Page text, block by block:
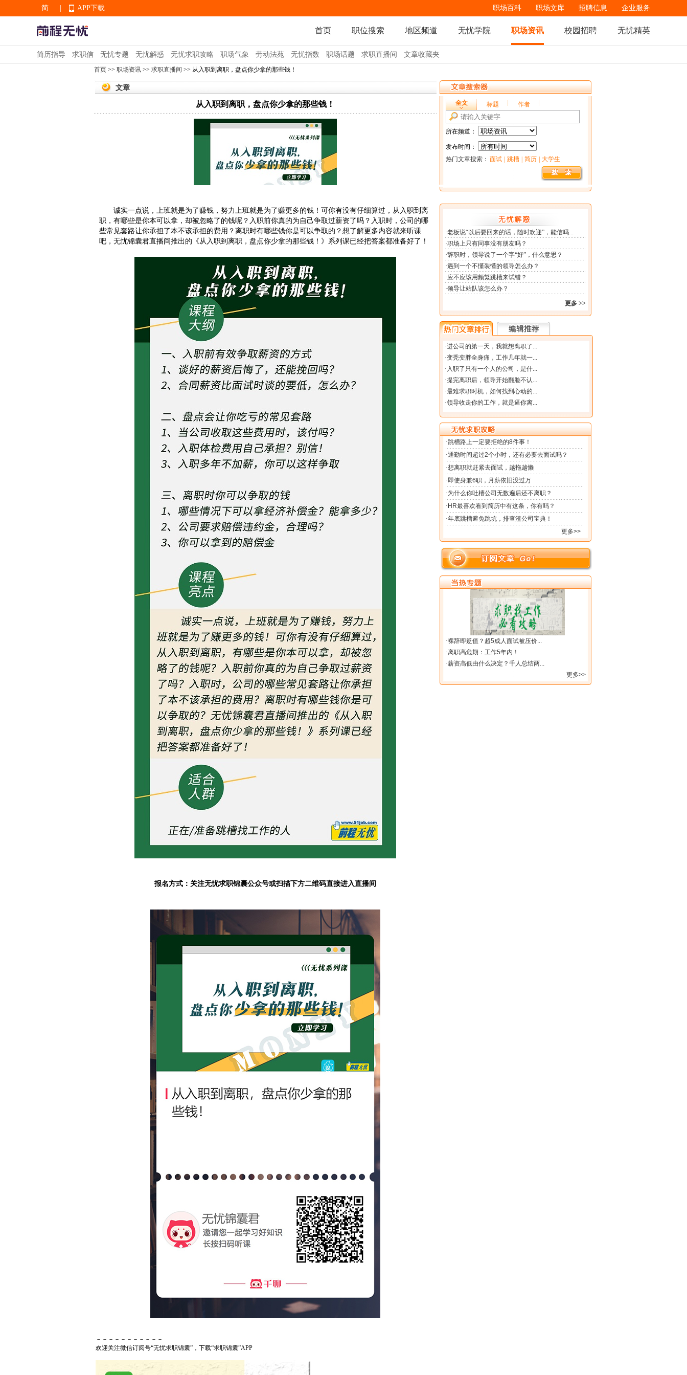
简
EN
APP下载
APP下载
职场百科 职场文库 招聘信息 企业服务
首页 职位搜索 地区频道 无忧学院 职场资讯 校园招聘 无忧精英
简历指导 求职信 无忧专题 无忧解惑 无忧求职攻略 职场气象 劳动法苑 无忧指数 职场话题 求职直播间 文章收藏夹
首页 >> 职场资讯 >> 求职直播间 >> 从入职到离职，盘点你少拿的那些钱！
文章
从入职到离职，盘点你少拿的那些钱！
诚实一点说，上班就是为了赚钱，努力上班就是为了赚更多的钱！可你有没有仔细算过，从入职到离
职，有哪些是你本可以拿，却被忽略了的钱呢？入职前你真的为自己争取过薪资了吗？入职时，公司的哪
些常见套路让你承担了本不该承担的费用？离职时有哪些钱你是可以争取的？想了解更多内容就来听课
吧，无忧锦囊君直播间推出的《从入职到离职，盘点你少拿的那些钱！》系列课已经把答案都准备好了！
报名方式：关注无忧求职锦囊公众号或扫描下方二维码直接进入直播间
－－－－－－－－－－－
欢迎关注微信订阅号“无忧求职锦囊”，下载“求职锦囊”APP